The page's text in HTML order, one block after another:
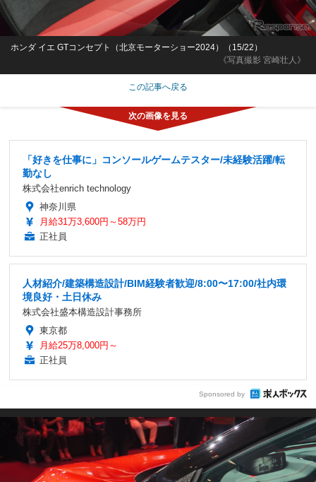
《写真撮影 宮崎壮人》
ホンダ イエ GTコンセプト（北京モーターショー2024）（15/22）
この記事へ戻る
「好きを仕事に」コンソールゲームテスター/未経験活躍/転
勤なし
株式会社enrich technology
神奈川県
月給31万3,600円～58万円
正社員
人材紹介/建築構造設計/BIM経験者歓迎/8:00〜17:00/社内環
境良好・土日休み
株式会社盛本構造設計事務所
東京都
月給25万8,000円～
正社員
Sponsored by